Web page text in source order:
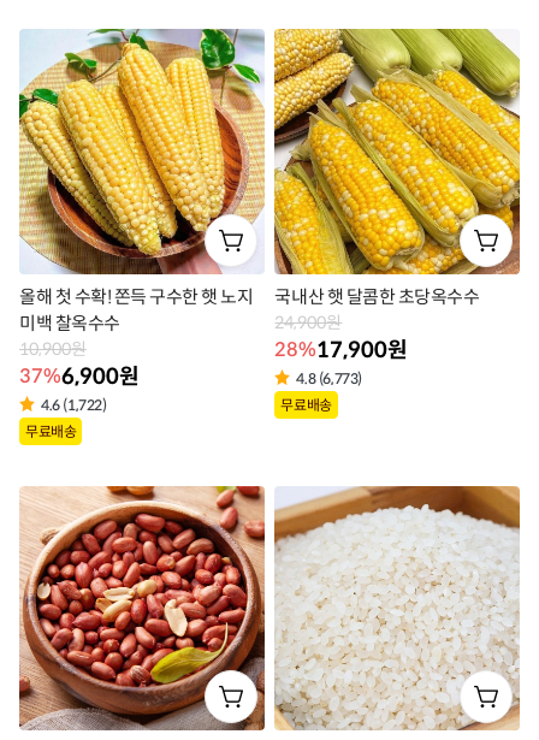
벨
라
벨
올해 첫 수확! 쫀득 구수한 햇 노지
미백 찰옥수수
10,900원
37%6,900원
4.6 (1,722)
상
라
벨
무료배송
국내산 햇 달콤한 초당옥수수
24,900원
28%17,900원
4.8 (6,773)
상
라
벨
무료배송